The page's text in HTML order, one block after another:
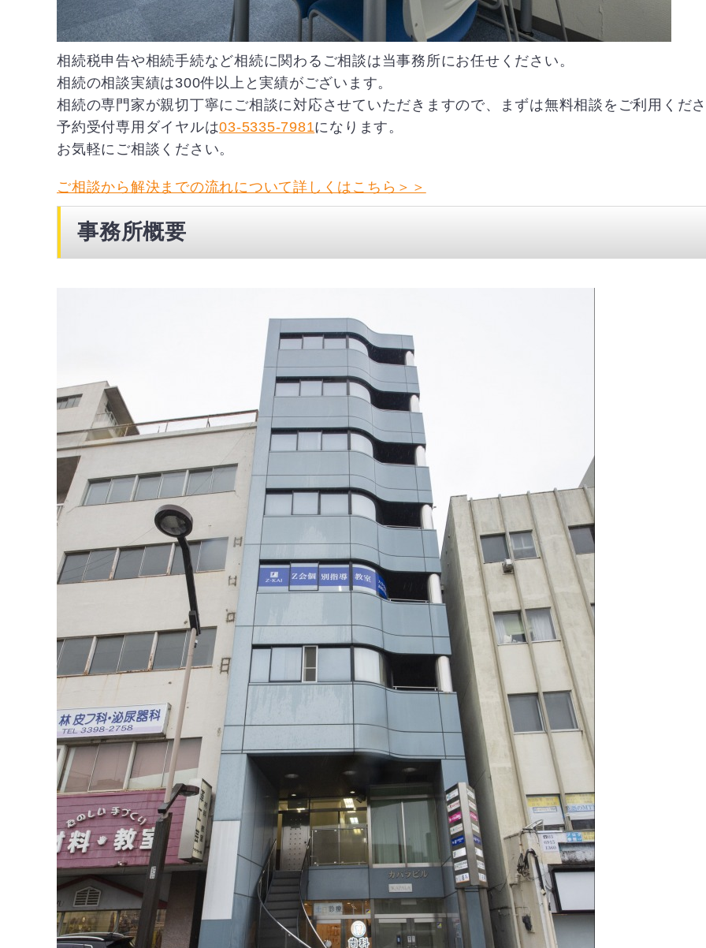
相続税申告や相続手続など相続に関わるご相談は当事務所にお任せください。
相続の相談実績は300件以上と実績がございます。
相続の専門家が親切丁寧にご相談に対応させていただきますので、まずは無料相談をご利用くだ
予約受付専用ダイヤルは03-5335-7981になります。
お気軽にご相談ください。
ご相談から解決までの流れについて詳しくはこちら＞＞
事務所概要